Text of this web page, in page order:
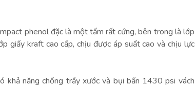
phenol đặc là một tấm rất cứng, bên trong là lớp
giấy kraft cao cấp, chịu được áp suất cao và chịu lực
khả năng chống trầy xước và bụi bẩn 1430 psi vách